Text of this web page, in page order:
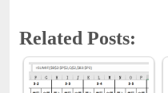
Related Posts: